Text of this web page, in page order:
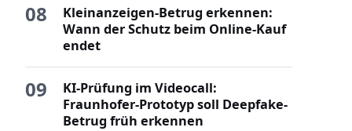
08
Kleinanzeigen-Betrug erkennen:
Wann der Schutz beim Online-Kauf
endet
09
KI-Prüfung im Videocall:
Fraunhofer-Prototyp soll Deepfake-
Betrug früh erkennen